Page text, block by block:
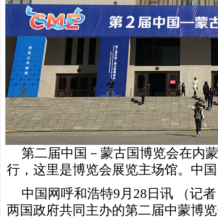
第二届中国－蒙古国博览会在内
行，这里是博览会展览主场馆。中
中国网呼和浩特9月28日讯 （记
两国政府共同主办的第二届中蒙博